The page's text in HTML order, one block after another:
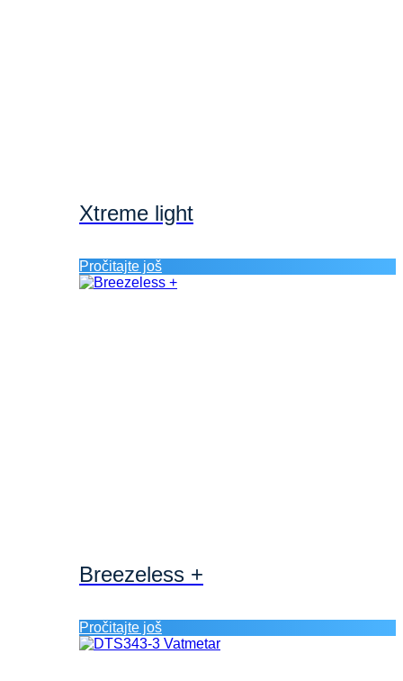
Xtreme light
Pročitajte još
Breezeless +
Pročitajte još